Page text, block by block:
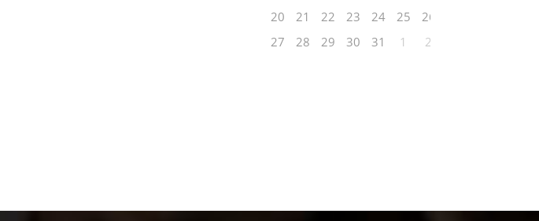
20
21 22 23 24 25
26
27
28 29 30 31 1 2